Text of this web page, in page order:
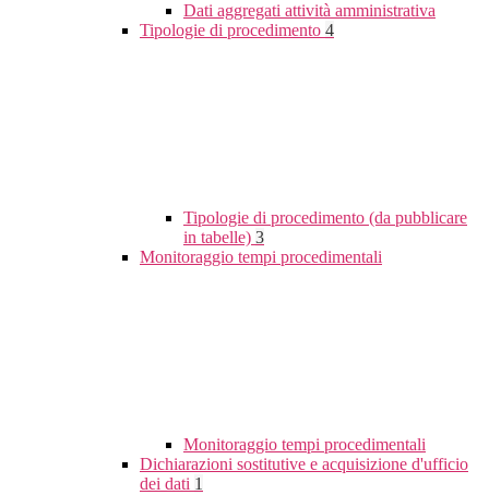
Dati aggregati attività amministrativa
Tipologie di procedimento 4
Tipologie di procedimento (da pubblicare
in tabelle) 3
Monitoraggio tempi procedimentali
Monitoraggio tempi procedimentali
Dichiarazioni sostitutive e acquisizione d'ufficio
dei dati 1